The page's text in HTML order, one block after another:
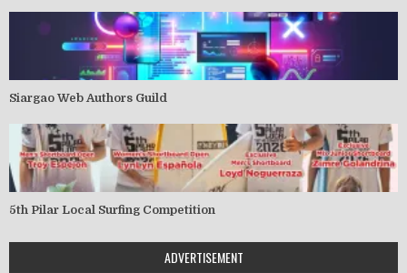
Siargao Web Authors Guild
5th Pilar Local Surfing Competition
ADVERTISEMENT